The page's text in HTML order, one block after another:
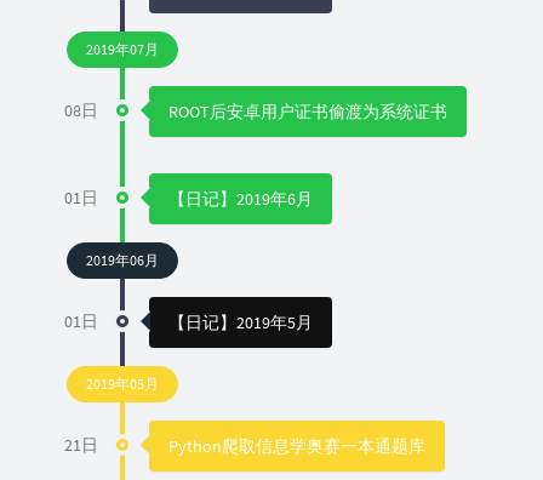
2019年07月
08日 ROOT后安卓用户证书偷渡为系统证书
01日 【日记】2019年6月
2019年06月
01日 【日记】2019年5月
2019年05月
21日 Python爬取信息学奥赛一本通题库